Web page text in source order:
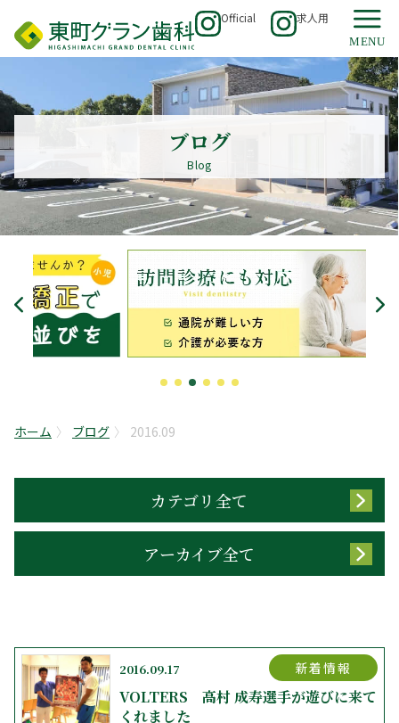
Official 求人用
ブログ
Blog
ホーム ブログ 2016.09
カテゴリ全て
アーカイブ全て
2016.09.17
VOLTERS 高村 成寿選手が遊びに来て
くれました
新着情報